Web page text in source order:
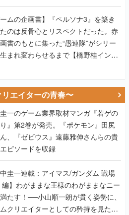
ームの企画書】『ペルソナ3』を築き
のは反骨心とリスペクトだった。赤
書のもとに集った“愚連隊”がシリー
まれ変わらせるまで【橋野桂インタ
】
エイターの青春〜
一のゲーム業界取材マンガ『若ゲの
』第2巻が発売。『ポケモン』田尻
、『ゼビウス』遠藤雅伸さんらの貴
ピソードを収録
中圭一連載：アイマス/ガンダム 戦場
】わがままな王様のわがままなニー
たす！──小山順一朗が貫く姿勢に、
クリエイターとしての矜持を見た